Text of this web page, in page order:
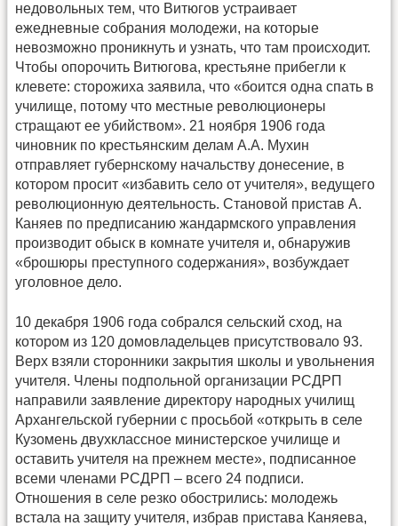
недовольных тем, что Витюгов устраивает
ежедневные собрания молодежи, на которые
невозможно проникнуть и узнать, что там происходит.
Чтобы опорочить Витюгова, крестьяне прибегли к
клевете: сторожиха заявила, что «боится одна спать в
училище, потому что местные революционеры
стращают ее убийством». 21 ноября 1906 года
чиновник по крестьянским делам А.А. Мухин
отправляет губернскому начальству донесение, в
котором просит «избавить село от учителя», ведущего
революционную деятельность. Становой пристав А.
Каняев по предписанию жандармского управления
производит обыск в комнате учителя и, обнаружив
«брошюры преступного содержания», возбуждает
уголовное дело.
10 декабря 1906 года собрался сельский сход, на
котором из 120 домовладельцев присутствовало 93.
Верх взяли сторонники закрытия школы и увольнения
учителя. Члены подпольной организации РСДРП
направили заявление директору народных училищ
Архангельской губернии с просьбой «открыть в селе
Кузомень двухклассное министерское училище и
оставить учителя на прежнем месте», подписанное
всеми членами РСДРП – всего 24 подписи.
Отношения в селе резко обострились: молодежь
встала на защиту учителя, избрав пристава Каняева,